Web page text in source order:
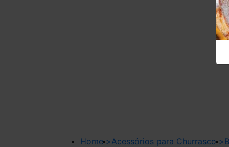
Home>Acessórios para Churrasco>